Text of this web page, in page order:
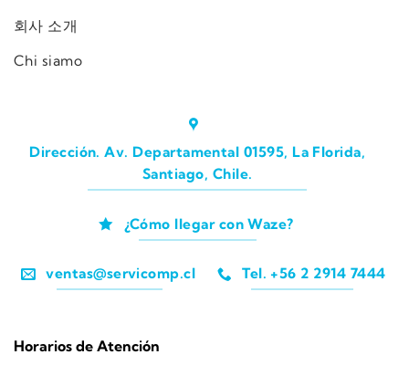
회사 소개
Chi siamo
Dirección. Av. Departamental 01595, La Florida,
Santiago, Chile.
¿Cómo llegar con Waze?
ventas@servicomp.cl Tel. +56 2 2914 7444
Horarios de Atención